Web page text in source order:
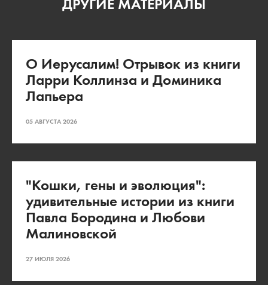
О Иерусалим! Отрывок из книги
Ларри Коллинза и Доминика
Лапьера
05 АВГУСТА 2026
"Кошки, гены и эволюция":
удивительные истории из книги
Павла Бородина и Любови
Малиновской
27 ИЮЛЯ 2026